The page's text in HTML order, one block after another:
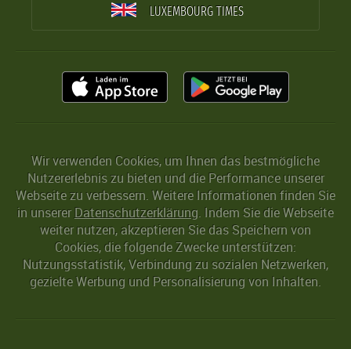
LUXEMBOURG TIMES
Wir verwenden Cookies, um Ihnen das bestmögliche
Nutzererlebnis zu bieten und die Performance unserer
Webseite zu verbessern. Weitere Informationen finden Sie
in unserer Datenschutzerklärung. Indem Sie die Webseite
weiter nutzen, akzeptieren Sie das Speichern von
Cookies, die folgende Zwecke unterstützen:
Nutzungsstatistik, Verbindung zu sozialen Netzwerken,
gezielte Werbung und Personalisierung von Inhalten.